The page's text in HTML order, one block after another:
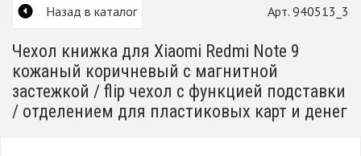
Назад в каталог Арт. 940513_3
Чехол книжка для Xiaomi Redmi Note 9
кожаный коричневый с магнитной
застежкой / flip чехол с функцией подставки
/ отделением для пластиковых карт и денег